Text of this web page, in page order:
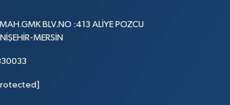
BLV.NO :413 ALİYE POZCU
MERSİN